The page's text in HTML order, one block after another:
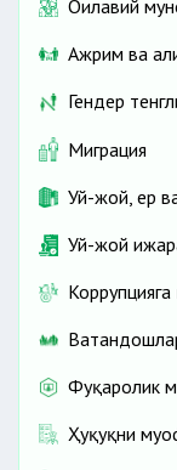
Оилавий
Ажрим ва
Гендер
Миграция
Уй-жой, ер
Уй-жой
Фуқаролик
Ҳуқуқни